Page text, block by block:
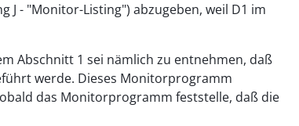
- "Monitor-Listing") abzugeben, weil D1 im
Abschnitt 1 sei nämlich zu entnehmen, daß
werde. Dieses Monitorprogramm
das Monitorprogramm feststelle, daß die